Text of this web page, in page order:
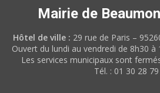
Mairie de
Hôtel de ville : 29 rue de Paris –
Ouvert du lundi au vendredi de 8h30
Les services municipaux sont
Tél. : 01 30 28